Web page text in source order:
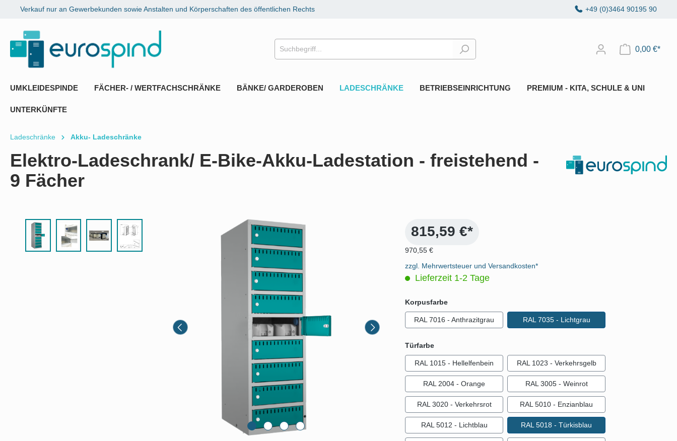
Zur Hauptnavigation springen
Verkauf nur an Gewerbekunden sowie Anstalten und Körperschaften des öffentlichen Rechts +49 (0)3464 90195 90
0,00 €*
UMKLEIDESPINDE FÄCHER- / WERTFACHSCHRÄNKE BÄNKE/ GARDEROBEN LADESCHRÄNKE BETRIEBSEINRICHTUNG PREMIUM - KITA, SCHULE & UNI
UNTERKÜNFTE
Ladeschränke Akku- Ladeschränke
Elektro-Ladeschrank/ E-Bike-Akku-Ladestation - freistehend -
9 Fächer
Bildergalerie überspringen 815,59 €*
970,55 €
zzgl. Mehrwertsteuer und Versandkosten*
Lieferzeit 1-2 Tage
Korpusfarbeauswählen
RAL 7016 - Anthrazitgrau RAL 7035 - Lichtgrau
Türfarbeauswählen
RAL 1015 - Hellelfenbein RAL 1023 - Verkehrsgelb
RAL 2004 - Orange RAL 3005 - Weinrot
RAL 3020 - Verkehrsrot RAL 5010 - Enzianblau
RAL 5012 - Lichtblau RAL 5018 - Türkisblau